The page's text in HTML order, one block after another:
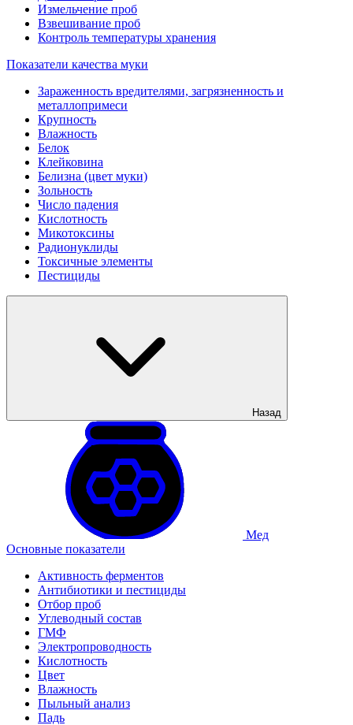
Измельчение проб
Взвешивание проб
Контроль температуры хранения
Показатели качества муки
Зараженность вредителями, загрязненность и
металлопримеси
Крупность
Влажность
Белок
Клейковина
Белизна (цвет муки)
Зольность
Число падения
Кислотность
Микотоксины
Радионуклиды
Токсичные элементы
Пестициды
Назад
Мед
Основные показатели
Активность ферментов
Антибиотики и пестициды
Отбор проб
Углеводный состав
ГМФ
Электропроводность
Кислотность
Цвет
Влажность
Пыльный анализ
Падь